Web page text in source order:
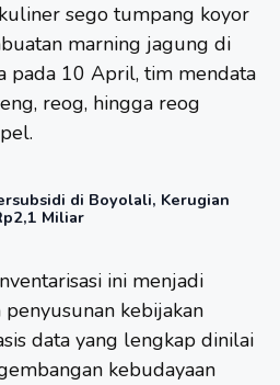
sego tumpang koyor
marning jagung di
pada 10 April, tim mendata
reog, hingga reog
di Boyolali, Kerugian
Miliar
ini menjadi
kebijakan
data yang lengkap dinilai
kebudayaan